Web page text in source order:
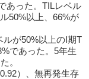
あった。TILレベル
50%以上、66%が
が50%以上のI期T
であった。5年生
。
）、無再発生存